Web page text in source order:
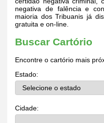
negativa de falência e
maioria dos Tribuanis já
gratuita e on-line.
Buscar Cartório
Encontre o cartório mais
Estado:
Cidade: